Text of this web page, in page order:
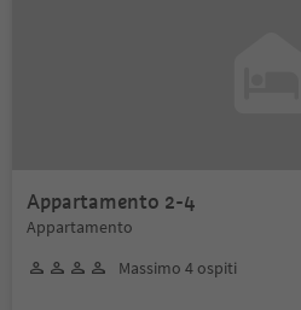
Appartamento 2-4
Appartamento
Massimo 4 ospiti